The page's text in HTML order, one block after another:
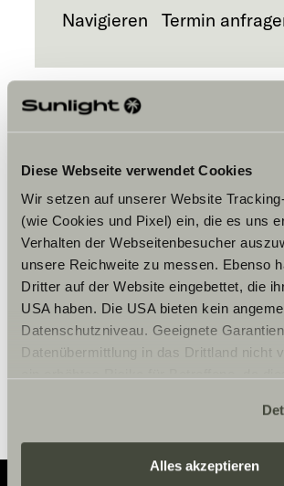
Diese Webseite verwendet Cookies
Wir setzen auf unserer Website
(wie Cookies und Pixel) ein, die es uns
Verhalten der Webseitenbesucher
unsere Reichweite zu messen. Ebenso
Dritter auf der Website eingebettet, die
USA haben. Die USA bieten kein
Datenschutzniveau. Geeignete
Datenübermittlung in das Drittland nicht
zustehen. Eingesetzte Dienstleister
eigene Zwecke verarbeiten und mit
zusammenführen. Weitere Informationen
Alles akzeptieren
Navigieren Termin
Bitte akzeptiere die
Cookies, um die Inhalte zu
Cookie-Einstellungen